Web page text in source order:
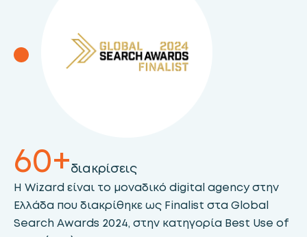
60+διακρίσεις
Η Wizard είναι το μοναδικό digital agency στην
Ελλάδα που διακρίθηκε ως Finalist στα Global
Search Awards 2024, στην κατηγορία Best Use of